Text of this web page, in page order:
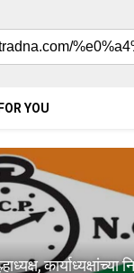
YOU